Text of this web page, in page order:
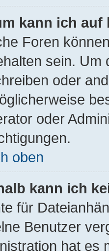
kann ich
Foren
sein. Um
oder
oder
oben
kann ich
für
Benutzer
hat es